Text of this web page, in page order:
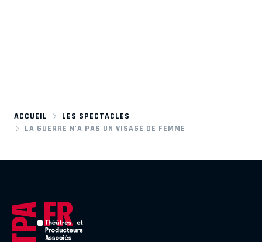
ACCUEIL
LES SPECTACLES
LA GUERRE N'A PAS UN VISAGE DE FEMME